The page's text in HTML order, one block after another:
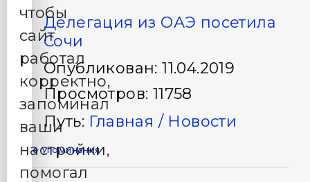
​Делегация из ОАЭ посетила
Сочи
Опубликован: 11.04.2019
Просмотров: 11758
Путь: Главная / Новости
Все упоминания
чтобы
сайт
работал
корректно,
запоминал
ваши
настройки,
помогал